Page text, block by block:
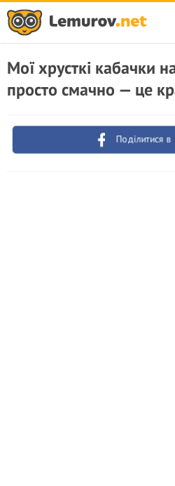
Мої хрусткі кабачки
просто смачно — це
Поділитися